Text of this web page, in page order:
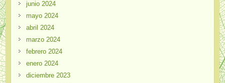
junio 2024
mayo 2024
abril 2024
marzo 2024
febrero 2024
enero 2024
diciembre 2023